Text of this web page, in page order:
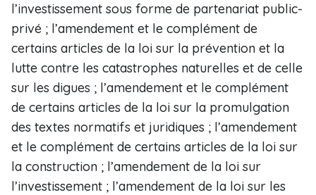
l’investissement sous forme de partenariat public-
privé ; l’amendement et le complément de
certains articles de la loi sur la prévention et la
lutte contre les catastrophes naturelles et de celle
sur les digues ; l’amendement et le complément
de certains articles de la loi sur la promulgation
des textes normatifs et juridiques ; l’amendement
et le complément de certains articles de la loi sur
la construction ; l’amendement de la loi sur
l’investissement ; l’amendement de la loi sur les